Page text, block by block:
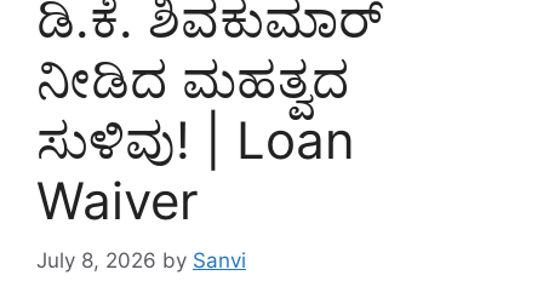
ಡಿ.ಕೆ. ಶಿವಕುಮಾರ್
ನೀಡಿದ ಮಹತ್ವದ
ಸುಳಿವು! | Loan
Waiver
July 8, 2026 by Sanvi